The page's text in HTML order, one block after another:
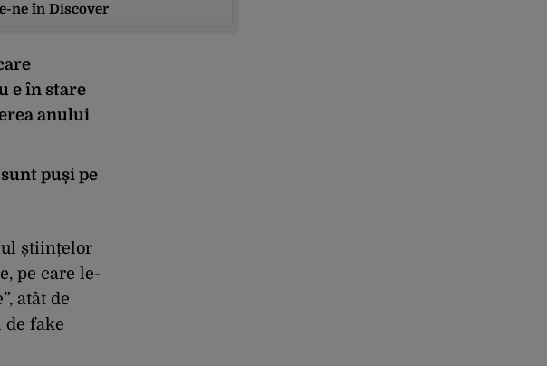
ne în Discover
e în stare
anului
puși pe
științelor
pe care le-
atât de
de fake